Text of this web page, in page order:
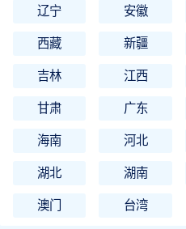
辽宁 安徽
西藏 新疆
吉林 江西
甘肃 广东
海南 河北
湖北 湖南
澳门 台湾